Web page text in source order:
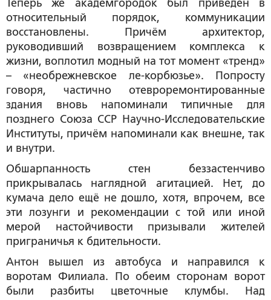
Теперь же академгородок был приведён в
относительный порядок, коммуникации
восстановлены. Причём архитектор,
руководивший возвращением комплекса к
жизни, воплотил модный на тот момент «тренд»
– «необрежневское ле-корбюзье». Попросту
говоря, частично отевроремонтированные
здания вновь напоминали типичные для
позднего Союза ССР Научно-Исследовательские
Институты, причём напоминали как внешне, так
и внутри.
Обшарпанность стен беззастенчиво
прикрывалась наглядной агитацией. Нет, до
кумача дело ещё не дошло, хотя, впрочем, все
эти лозунги и рекомендации с той или иной
мерой настойчивости призывали жителей
приграничья к бдительности.
Антон вышел из автобуса и направился к
воротам Филиала. По обеим сторонам ворот
были разбиты цветочные клумбы. Над